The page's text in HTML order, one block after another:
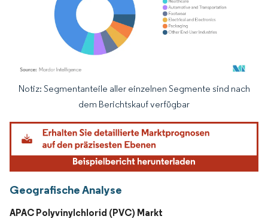
Bild © Mordor Intelligence. Wiederverwendung erfordert Namensnennung
Notiz: Segmentanteile aller einzelnen Segmente sind nach
dem Berichtskauf verfügbar
Geografische Analyse
APAC Polyvinylchlorid (PVC) Markt